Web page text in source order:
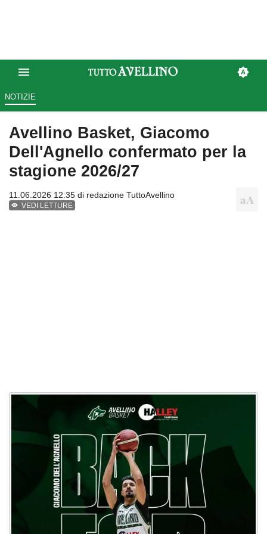
NOTIZIE
Avellino Basket, Giacomo
Dell'Agnello confermato per la
stagione 2026/27
11.06.2026 12:35 di redazione TuttoAvellino
VEDI LETTURE